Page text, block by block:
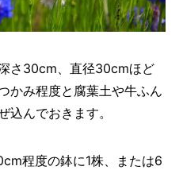
さ30cm、直径30cmほど
かみ程度と腐葉土や牛ふん
込んでおきます。
程度の鉢に1株、または6